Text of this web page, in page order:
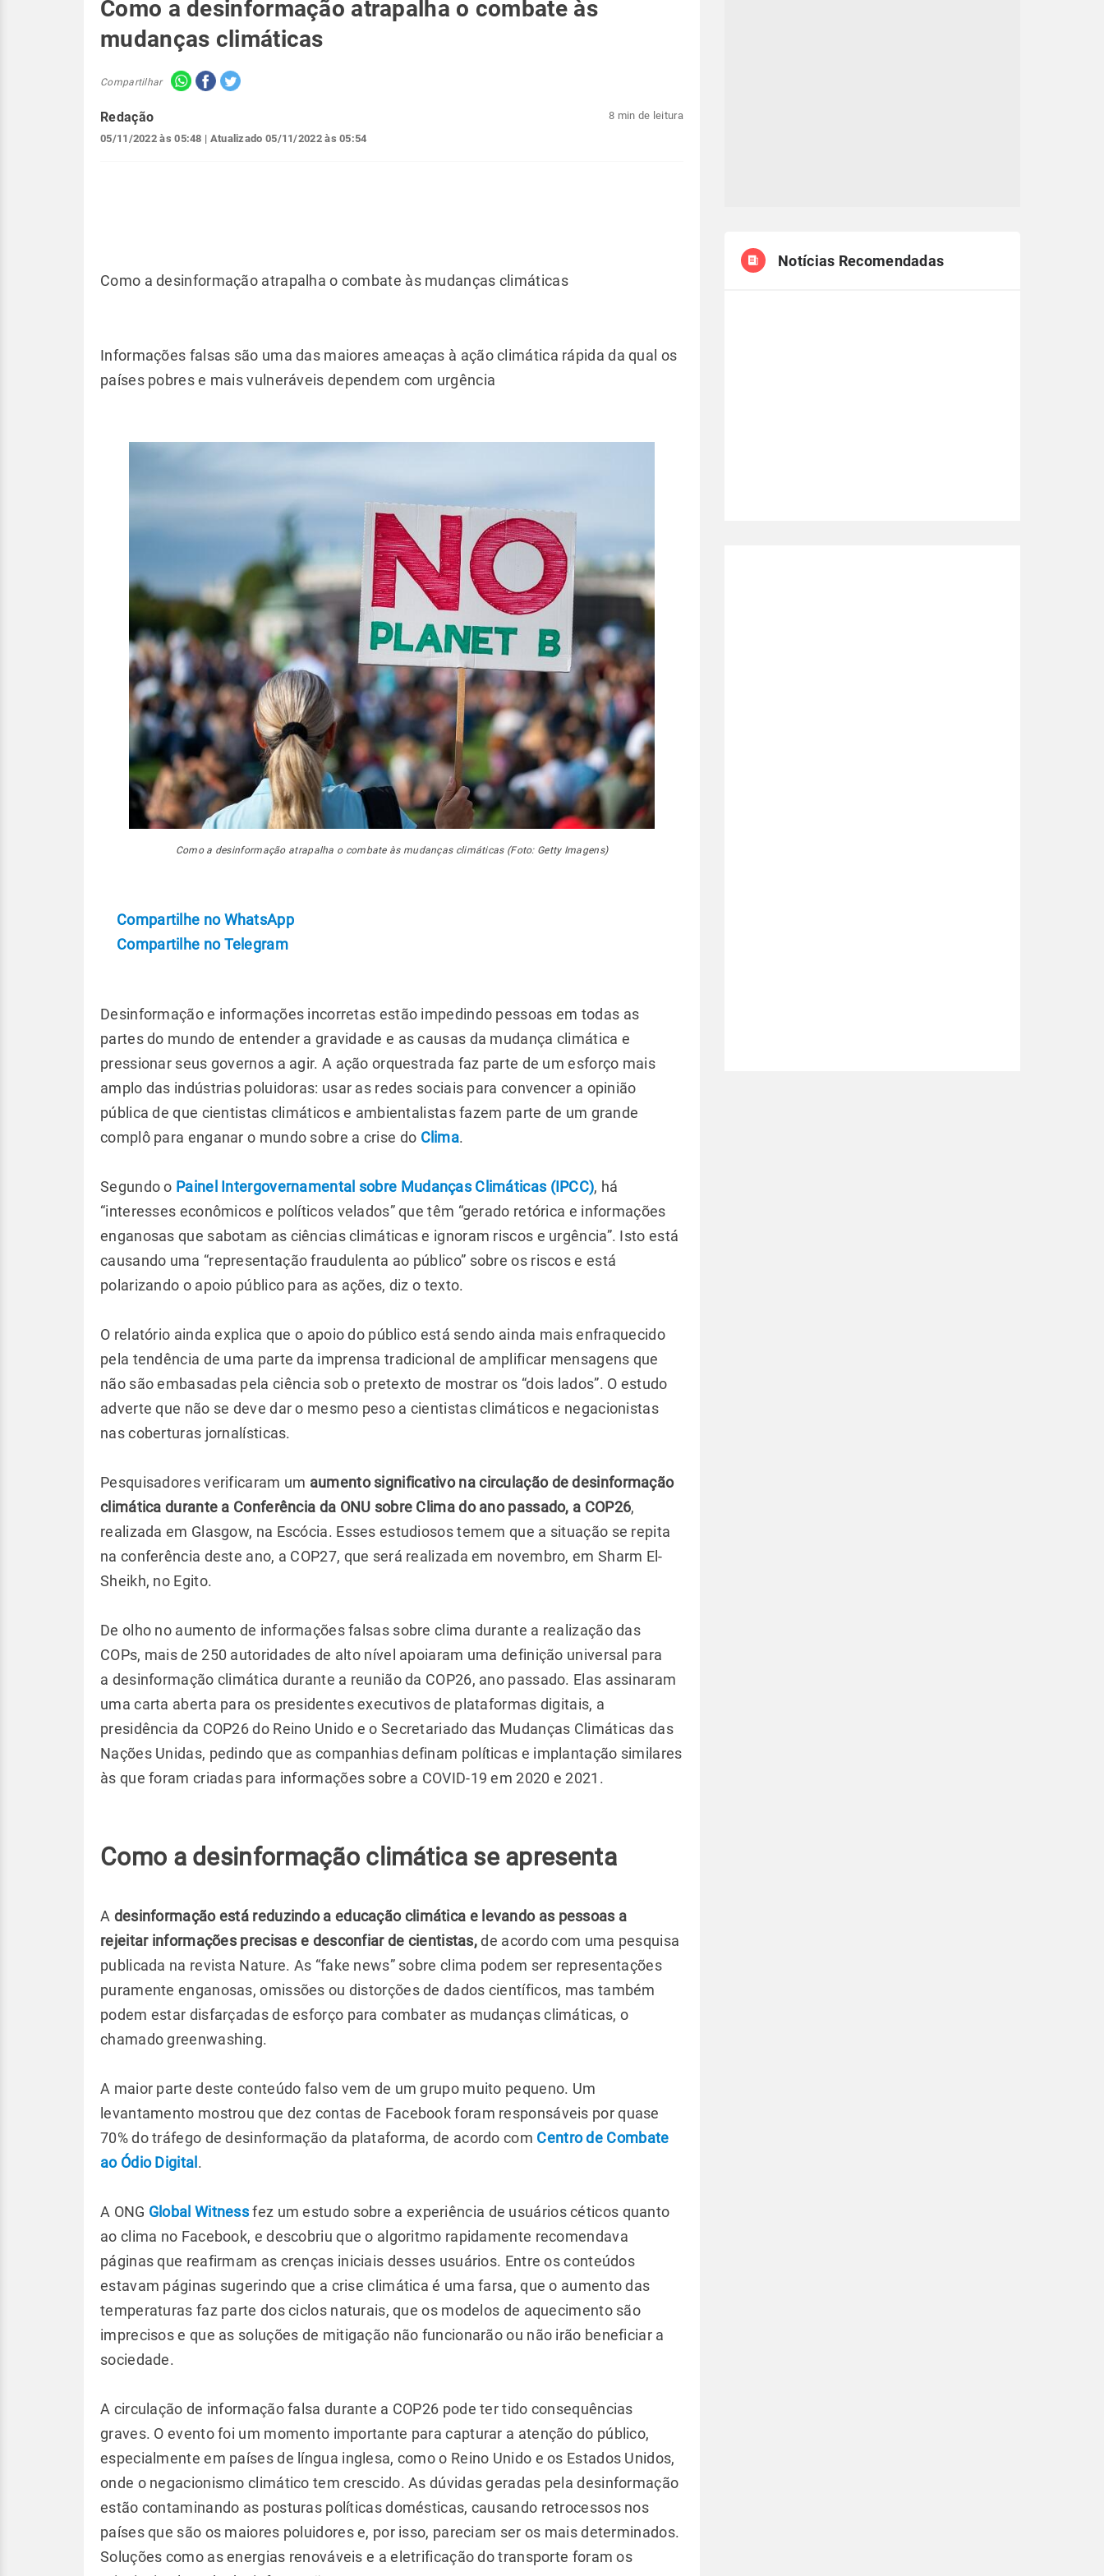
Como a desinformação atrapalha o combate às
mudanças climáticas
Compartilhar
Redação
05/11/2022 às 05:48 | Atualizado 05/11/2022 às 05:54
8 min de leitura
Como a desinformação atrapalha o combate às mudanças climáticas
Informações falsas são uma das maiores ameaças à ação climática rápida da qual os
países pobres e mais vulneráveis dependem com urgência
Como a desinformação atrapalha o combate às mudanças climáticas (Foto: Getty Imagens)
Compartilhe no WhatsApp
Compartilhe no Telegram
Desinformação e informações incorretas estão impedindo pessoas em todas as
partes do mundo de entender a gravidade e as causas da mudança climática e
pressionar seus governos a agir. A ação orquestrada faz parte de um esforço mais
amplo das indústrias poluidoras: usar as redes sociais para convencer a opinião
pública de que cientistas climáticos e ambientalistas fazem parte de um grande
complô para enganar o mundo sobre a crise do Clima.
Segundo o Painel Intergovernamental sobre Mudanças Climáticas (IPCC), há
“interesses econômicos e políticos velados” que têm “gerado retórica e informações
enganosas que sabotam as ciências climáticas e ignoram riscos e urgência”. Isto está
causando uma “representação fraudulenta ao público” sobre os riscos e está
polarizando o apoio público para as ações, diz o texto.
O relatório ainda explica que o apoio do público está sendo ainda mais enfraquecido
pela tendência de uma parte da imprensa tradicional de amplificar mensagens que
não são embasadas pela ciência sob o pretexto de mostrar os “dois lados”. O estudo
adverte que não se deve dar o mesmo peso a cientistas climáticos e negacionistas
nas coberturas jornalísticas.
Pesquisadores verificaram um aumento significativo na circulação de desinformação
climática durante a Conferência da ONU sobre Clima do ano passado, a COP26,
realizada em Glasgow, na Escócia. Esses estudiosos temem que a situação se repita
na conferência deste ano, a COP27, que será realizada em novembro, em Sharm El-
Sheikh, no Egito.
De olho no aumento de informações falsas sobre clima durante a realização das
COPs, mais de 250 autoridades de alto nível apoiaram uma definição universal para
a desinformação climática durante a reunião da COP26, ano passado. Elas assinaram
uma carta aberta para os presidentes executivos de plataformas digitais, a
presidência da COP26 do Reino Unido e o Secretariado das Mudanças Climáticas das
Nações Unidas, pedindo que as companhias definam políticas e implantação similares
às que foram criadas para informações sobre a COVID-19 em 2020 e 2021.
Como a desinformação climática se apresenta
A desinformação está reduzindo a educação climática e levando as pessoas a
rejeitar informações precisas e desconfiar de cientistas,de acordo com uma pesquisa
publicada na revista Nature. As “fake news” sobre clima podem ser representações
puramente enganosas, omissões ou distorções de dados científicos, mas também
podem estar disfarçadas de esforço para combater as mudanças climáticas, o
chamado greenwashing.
A maior parte deste conteúdo falso vem de um grupo muito pequeno. Um
levantamento mostrou que dez contas de Facebook foram responsáveis por quase
70% do tráfego de desinformação da plataforma, de acordo com Centro de Combate
ao Ódio Digital .
A ONG Global Witnessfez um estudo sobre a experiência de usuários céticos quanto
ao clima no Facebook, e descobriu que o algoritmo rapidamente recomendava
páginas que reafirmam as crenças iniciais desses usuários. Entre os conteúdos
estavam páginas sugerindo que a crise climática é uma farsa, que o aumento das
temperaturas faz parte dos ciclos naturais, que os modelos de aquecimento são
imprecisos e que as soluções de mitigação não funcionarão ou não irão beneficiar a
sociedade.
A circulação de informação falsa durante a COP26 pode ter tido consequências
graves. O evento foi um momento importante para capturar a atenção do público,
especialmente em países de língua inglesa, como o Reino Unido e os Estados Unidos,
onde o negacionismo climático tem crescido. As dúvidas geradas pela desinformação
estão contaminando as posturas políticas domésticas, causando retrocessos nos
países que são os maiores poluidores e, por isso, pareciam ser os mais determinados.
Soluções como as energias renováveis e a eletrificação do transporte foram os
Notícias Recomendadas